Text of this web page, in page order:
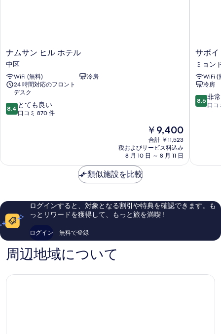
す
る
ナ
ム
サ
ン
ヒ
ホ
テ
ナムサン ヒル ホテル
中区
WiFi (無料)
冷房
24 時間対応のフロント
デスク
10
段
も
コ
870
件
の
口
ミ
8.4 とても良い
口コミ 870 件
現
在
の
料
金
￥9,400
合計 ￥11,523
税およびサービス料込み
8 月 10 日 ～ 8 月 11 日
サ
ボ
イ
ホ
テ
ル
ミ
サボイ
ミョン
WiFi (
冷房
10
段
良
ミ
1,431
8.6 非
口コ
類似施設を比較
ログインすると、対象となる割引や特典を確認できます。も
っとリワードを獲得して、もっと旅を満喫 !
ログイン 無料で登録
周辺地域について